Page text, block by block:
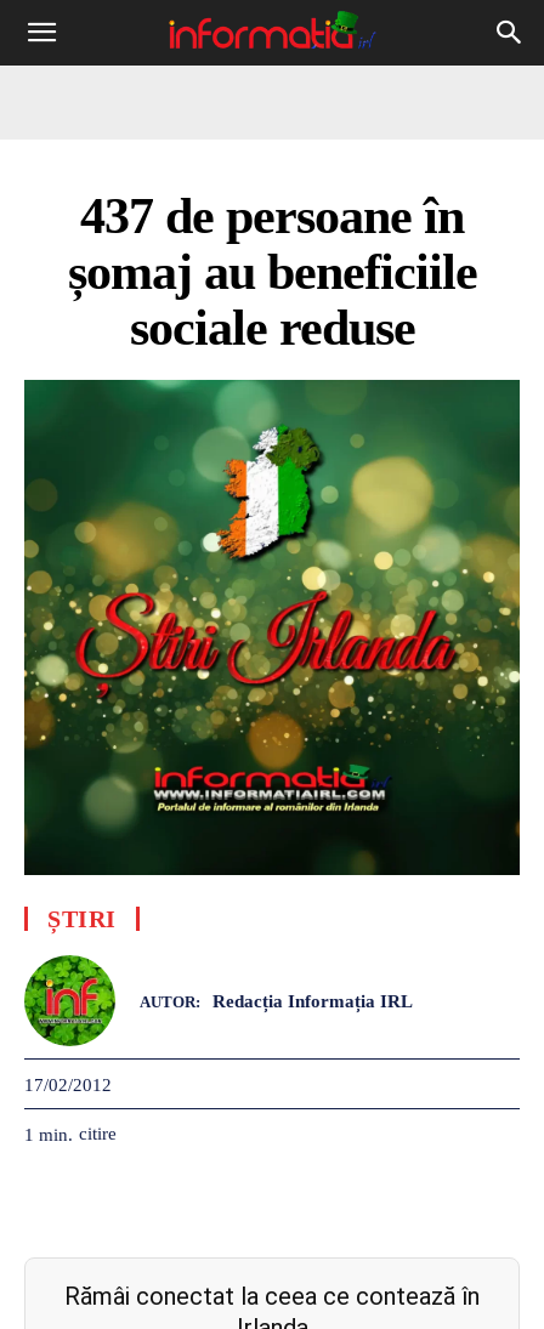
Informația
437 de persoane în
șomaj au beneficiile
sociale reduse
ȘTIRI
AUTOR: Redacția Informația IRL
17/02/2012
1 min. citire
Rămâi conectat la ceea ce contează în